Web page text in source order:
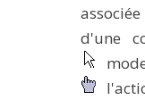
d'une